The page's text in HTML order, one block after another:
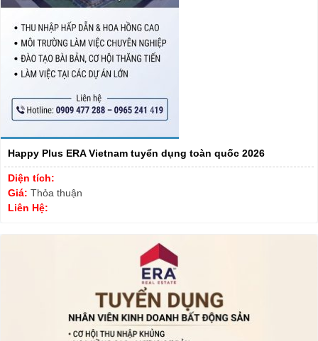
Happy Plus ERA Vietnam tuyển dụng toàn quốc 2026
Diện tích:
Giá: Thỏa thuận
Liên Hệ: